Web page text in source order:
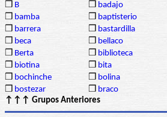
❒ B ❒ badajo
❒ bamba ❒ baptisterio
❒ barrera ❒ bastardilla
❒ beca ❒ bellaco
❒ Berta ❒ biblioteca
❒ biotina ❒ bita
❒ bochinche ❒ bolina
❒ bostezar ❒ braco
↑↑↑ Grupos Anteriores